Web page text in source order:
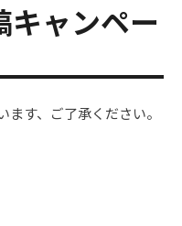
キャンペー
す、ご了承ください。